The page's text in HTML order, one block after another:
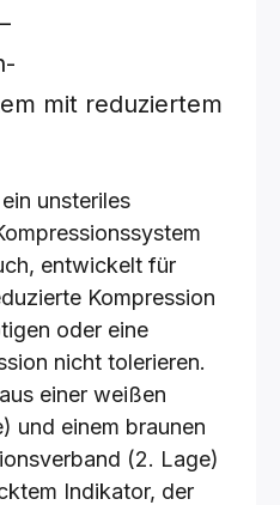
mit reduziertem
unsteriles
entwickelt für
Kompression
oder eine
nicht tolerieren.
einer weißen
und einem braunen
(2. Lage)
Indikator, der